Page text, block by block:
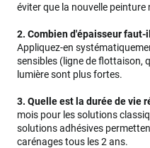
éviter que la nouvelle peinture
2. Combien d'épaisseur faut-
Appliquez-en
sensibles (ligne de flottaison,
lumière sont plus fortes.
3. Quelle est la durée de vie
mois pour les solutions
solutions adhésives
carénages tous les 2 ans.